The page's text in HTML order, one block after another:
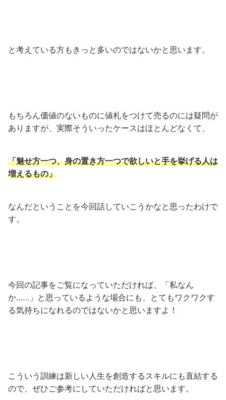
と考えている方もきっと多いのではないかと思います。
もちろん価値のないものに値札をつけて売るのには疑問が
ありますが、実際そういったケースはほとんどなくて、
「魅せ方一つ、身の置き方一つで欲しいと手を挙げる人は
増えるもの」
なんだということを今回話していこうかなと思ったわけで
す。
今回の記事をご覧になっていただければ、「私なん
か……」と思っているような場合にも、とてもワクワクす
る気持ちになれるのではないかと思いますよ！
こういう訓練は新しい人生を創造するスキルにも直結する
ので、ぜひご参考にしていただければと思います。